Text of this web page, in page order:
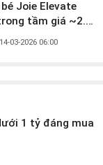
Joie Elevate
tầm giá ~2.8
14-03-2026 06:00
1 tỷ đáng mua